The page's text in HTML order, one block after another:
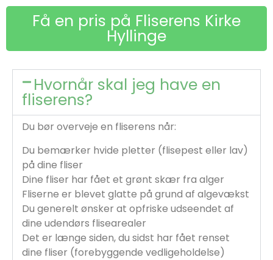
Få en pris på Fliserens Kirke
Hyllinge
Hvornår skal jeg have en
fliserens?
Du bør overveje en fliserens når:
Du bemærker hvide pletter (flisepest eller lav)
på dine fliser
Dine fliser har fået et grønt skær fra alger
Fliserne er blevet glatte på grund af algevækst
Du generelt ønsker at opfriske udseendet af
dine udendørs flisearealer
Det er længe siden, du sidst har fået renset
dine fliser (forebyggende vedligeholdelse)